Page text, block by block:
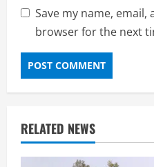
Save my name, email,
browser for the next
RELATED NEWS